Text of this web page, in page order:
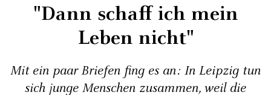
"Dann schaff ich mein
Leben nicht"
Mit ein paar Briefen fing es an: In Leipzig tun
sich junge Menschen zusammen, weil die